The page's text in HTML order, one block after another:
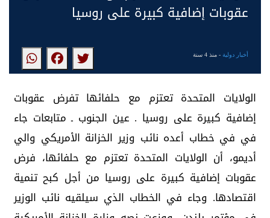
عقوبات إضافية كبيرة على روسيا
أخبار دولية- منذ 4 سنة
الولايات المتحدة تعتزم مع حلفائها تفرض عقوبات
إضافية كبيرة على روسيا . عين الجنوب ـ متابعات جاء
في في خطاب أعده نائب وزير الخزانة الأمريكي والي
أديمو، أن الولايات المتحدة تعتزم مع حلفائها، فرض
عقوبات إضافية كبيرة على روسيا من أجل كبح تنمية
اقتصادها. وجاء في الخطاب الذي سيلقيه نائب الوزير